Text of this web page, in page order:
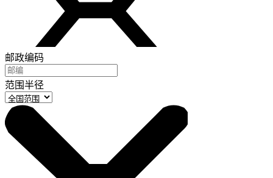
邮政编码
范围半径